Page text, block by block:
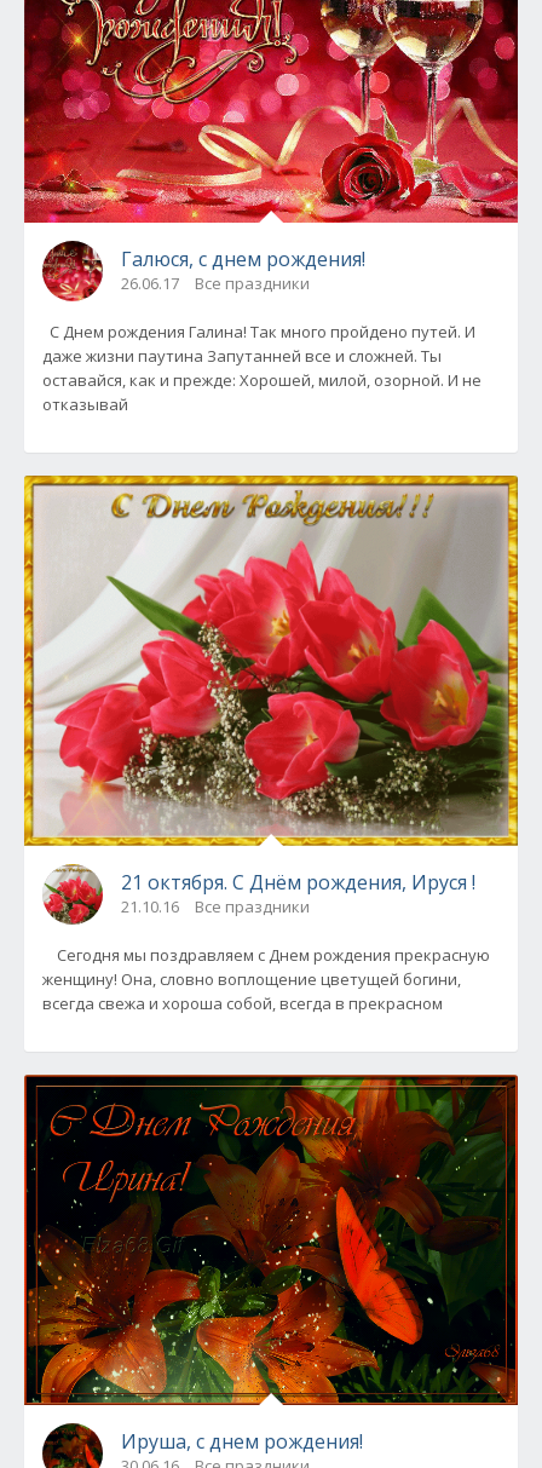
Галюся, с днем рождения!
26.06.17 Все праздники
С Днем рождения Галина! Так много пройдено путей. И
даже жизни паутина Запутанней все и сложней. Ты
оставайся, как и прежде: Хорошей, милой, озорной. И не
отказывай
21 октября. С Днём рождения, Ируся !
21.10.16 Все праздники
женщину! Она, словно воплощение цветущей богини,
всегда свежа и хороша собой, всегда в прекрасном
Ируша, с днем рождения!